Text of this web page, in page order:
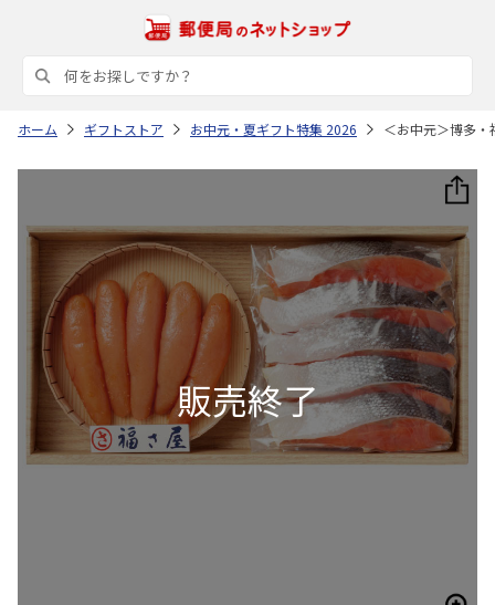
ホーム ギフトストア お中元・夏ギフト特集 2026 ＜お中元＞博多